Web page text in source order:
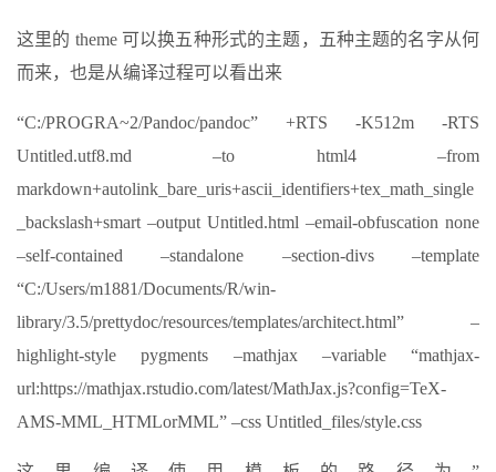
这里的 theme 可以换五种形式的主题，五种主题的名字从何
而来，也是从编译过程可以看出来
“C:/PROGRA~2/Pandoc/pandoc” +RTS -K512m -RTS
Untitled.utf8.md –to html4 –from
markdown+autolink_bare_uris+ascii_identifiers+tex_math_single
_backslash+smart –output Untitled.html –email-obfuscation none
–self-contained –standalone –section-divs –template
“C:/Users/m1881/Documents/R/win-
library/3.5/prettydoc/resources/templates/architect.html” –
highlight-style pygments –mathjax –variable “mathjax-
url:https://mathjax.rstudio.com/latest/MathJax.js?config=TeX-
AMS-MML_HTMLorMML” –css Untitled_files/style.css